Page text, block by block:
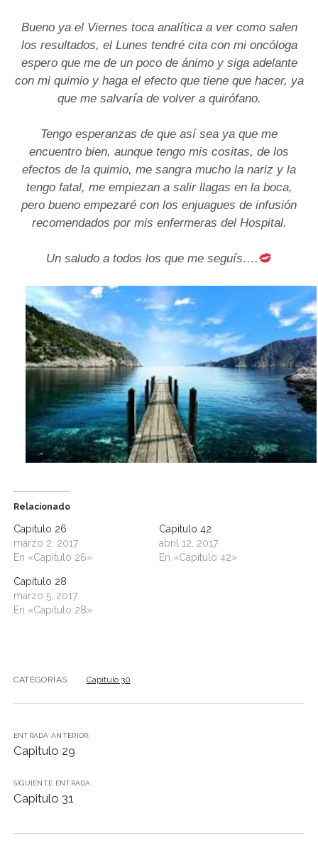
Bueno ya el Viernes toca analítica a ver como salen
los resultados, el Lunes tendré cita con mi oncóloga
espero que me de un poco de ánimo y siga adelante
con mi quimio y haga el efecto que tiene que hacer, ya
que me salvaría de volver a quirófano.
Tengo esperanzas de que así sea ya que me
encuentro bien, aunque tengo mis cositas, de los
efectos de la quimio, me sangra mucho la nariz y la
tengo fatal, me empiezan a salir llagas en la boca,
pero bueno empezaré con los enjuagues de infusión
recomendados por mis enfermeras del Hospital.
Un saludo a todos los que me seguís….
Relacionado
Capitulo 26
marzo 2, 2017
En «Capitulo 26»
Capitulo 42
abril 12, 2017
En «Capitulo 42»
Capitulo 28
marzo 5, 2017
En «Capitulo 28»
CATEGORÍAS: Capitulo 30
ENTRADA ANTERIOR:
Capitulo 29
SIGUIENTE ENTRADA
Capitulo 31